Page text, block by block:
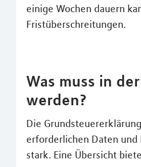
einige Wochen dauern
Fristüberschreitungen.
Was muss in
werden?
Die
erforderlichen Daten und
stark. Eine Übersicht